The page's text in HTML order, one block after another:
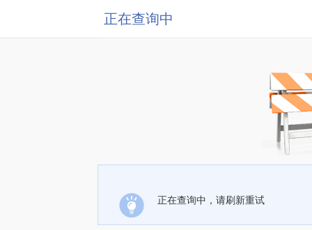
正在查询中
正在查询中，请刷新重试